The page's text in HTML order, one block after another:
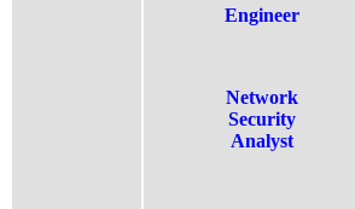
Engineer
Network
Security
Analyst